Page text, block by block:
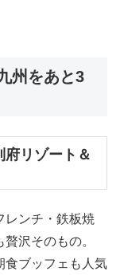
州をあと3
府リゾート＆
レンチ・鉄板焼
沢そのもの。
食ブッフェも人気